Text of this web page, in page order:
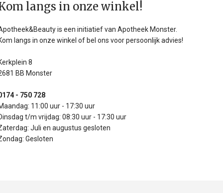
langs in onze winkel!
is een initiatief van Apotheek Monster.
langs in onze winkel of bel ons voor persoonlijk advies!
8
BB Monster
- 750 728
11:00 uur - 17:30 uur
t/m vrijdag: 08:30 uur - 17:30 uur
Juli en augustus gesloten
Gesloten